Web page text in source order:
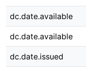
dc.date.available
dc.date.available
dc.date.issued